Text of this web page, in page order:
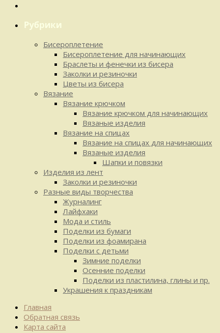
Рубрики
Бисероплетение
Бисероплетение для начинающих
Браслеты и фенечки из бисера
Заколки и резиночки
Цветы из бисера
Вязание
Вязание крючком
Вязание крючком для начинающих
Вязаные изделия
Вязание на спицах
Вязание на спицах для начинающих
Вязаные изделия
Шапки и повязки
Изделия из лент
Заколки и резиночки
Разные виды творчества
Журналинг
Лайфхаки
Мода и стиль
Поделки из бумаги
Поделки из фоамирана
Поделки с детьми
Зимние поделки
Осенние поделки
Поделки из пластилина, глины и пр.
Украшения к праздникам
Главная
Обратная связь
Карта сайта